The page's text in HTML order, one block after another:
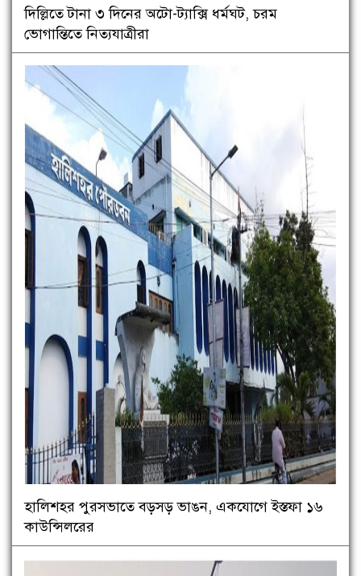
দিল্লিতে টানা ৩ দিনের অটো-ট্যাক্সি ধর্মঘট, চরম
ভোগান্তিতে নিত্যযাত্রীরা
হালিশহর পুরসভাতে বড়সড় ভাঙন, একযোগে ইস্তফা ১৬
কাউন্সিলরের